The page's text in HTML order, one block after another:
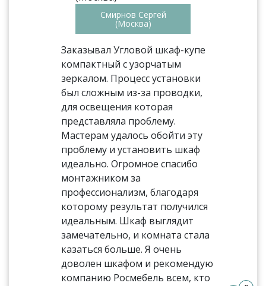
Смирнов Сергей
(Москва)
Заказывал Угловой шкаф-купе
компактный с узорчатым
зеркалом. Процесс установки
был сложным из-за проводки,
для освещения которая
представляла проблему.
Мастерам удалось обойти эту
проблему и установить шкаф
идеально. Огромное спасибо
монтажником за
профессионализм, благодаря
которому результат получился
идеальным. Шкаф выглядит
замечательно, и комната стала
казаться больше. Я очень
доволен шкафом и рекомендую
компанию Росмебель всем, кто